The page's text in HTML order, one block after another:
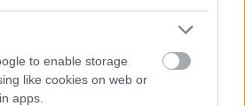
to enable storage
like cookies on web or
apps.
22.
és visszajött az agyatokért."
ateisták, de a hívők
az evolúciót, ...